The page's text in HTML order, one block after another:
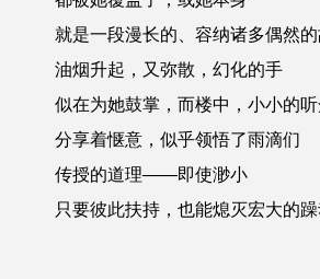
就是一段漫长的、容纳诸多偶然
油烟升起，又弥散，幻化的手
似在为她鼓掌，而楼中，小小的
分享着惬意，似乎领悟了雨滴们
传授的道理——即使渺小
只要彼此扶持，也能熄灭宏大的